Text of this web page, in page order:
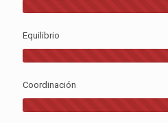
Equilibrio
Coordinación